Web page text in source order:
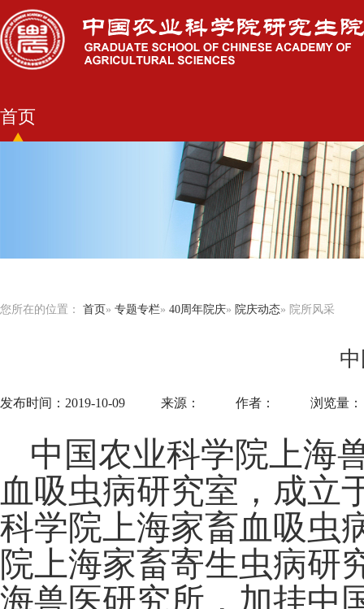
首页
您所在的位置： 首页» 专题专栏» 40周年院庆» 院庆动态» 院所风采
发布时间：2019-10-09 来源： 作者： 浏览量
中国农业科学院上海
血吸虫病研究室，成立
科学院上海家畜血吸虫
院上海家畜寄生虫病研
海兽医研究所，加挂中